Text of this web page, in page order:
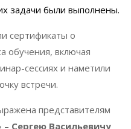
задачи были выполнены.
сертификаты о
обучения, включая
сессиях и наметили
встречи.
представителям
– Сергею Васильевичу